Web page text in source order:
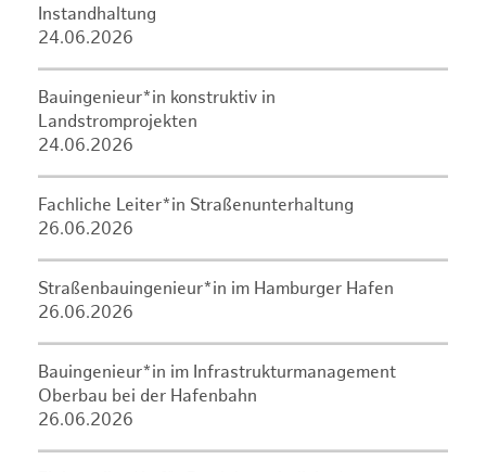
Instandhaltung
24.06.2026
Bauingenieur*in konstruktiv in
Landstromprojekten
24.06.2026
Fachliche Leiter*in Straßenunterhaltung
26.06.2026
Straßenbauingenieur*in im Hamburger Hafen
26.06.2026
Bauingenieur*in im Infrastrukturmanagement
Oberbau bei der Hafenbahn
26.06.2026